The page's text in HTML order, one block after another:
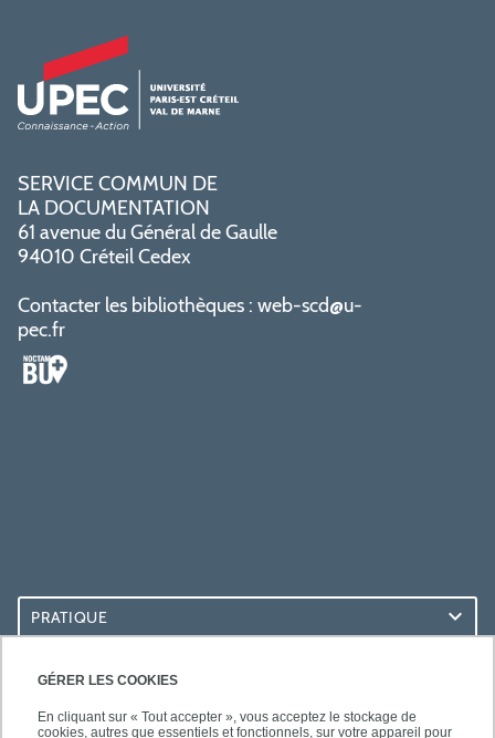
GÉRER LES COOKIES
En cliquant sur « Tout accepter », vous acceptez le stockage de
cookies, autres que essentiels et fonctionnels, sur votre appareil pour
SERVICE COMMUN DE
LA DOCUMENTATION
61 avenue du Général de Gaulle
94010 Créteil Cedex
Contacter les bibliothèques : web-scd@u-
pec.fr
PRATIQUE
ACCÈS RAPIDES